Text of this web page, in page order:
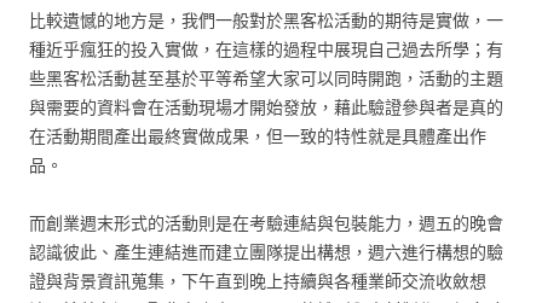
比較遺憾的地方是，我們一般對於黑客松活動的期待是實做，一
種近乎瘋狂的投入實做，在這樣的過程中展現自己過去所學；有
些黑客松活動甚至基於平等希望大家可以同時開跑，活動的主題
與需要的資料會在活動現場才開始發放，藉此驗證參與者是真的
在活動期間產出最終實做成果，但一致的特性就是具體產出作
品。
而創業週末形式的活動則是在考驗連結與包裝能力，週五的晚會
認識彼此、產生連結進而建立團隊提出構想，週六進行構想的驗
證與背景資訊蒐集，下午直到晚上持續與各種業師交流收斂想